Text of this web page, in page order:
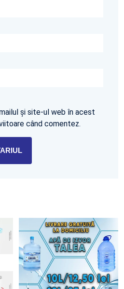
și site-ul web în acest
când comentez.